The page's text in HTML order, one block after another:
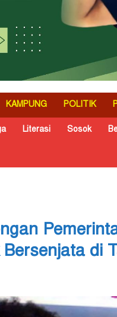
KAMPUNG POLITIK
Literasi Sosok
di